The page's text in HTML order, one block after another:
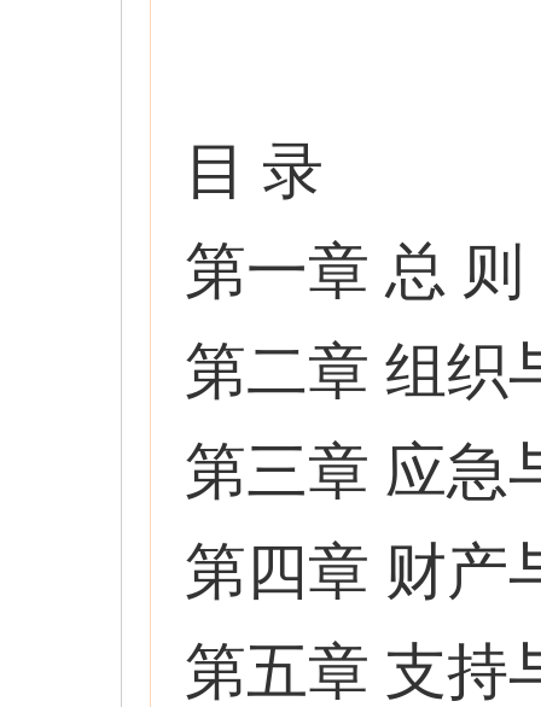
目 录
第一章 总 则
第二章 组织
第三章 应急
第四章 财产
第五章 支持